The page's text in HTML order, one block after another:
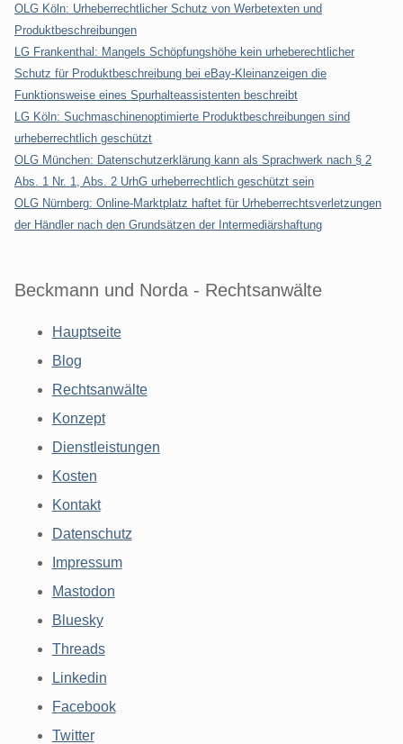
OLG Köln: Urheberrechtlicher Schutz von Werbetexten und
Produktbeschreibungen
LG Frankenthal: Mangels Schöpfungshöhe kein urheberechtlicher
Schutz für Produktbeschreibung bei eBay-Kleinanzeigen die
Funktionsweise eines Spurhalteassistenten beschreibt
LG Köln: Suchmaschinenoptimierte Produktbeschreibungen sind
urheberrechtlich geschützt
OLG München: Datenschutzerklärung kann als Sprachwerk nach § 2
Abs. 1 Nr. 1, Abs. 2 UrhG urheberrechtlich geschützt sein
OLG Nürnberg: Online-Marktplatz haftet für Urheberrechtsverletzungen
der Händler nach den Grundsätzen der Intermediärshaftung
Beckmann und Norda - Rechtsanwälte
Hauptseite
Blog
Rechtsanwälte
Konzept
Dienstleistungen
Kosten
Kontakt
Datenschutz
Impressum
Mastodon
Bluesky
Threads
Linkedin
Facebook
Twitter